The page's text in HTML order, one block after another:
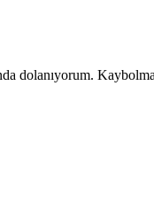
dolanıyorum.